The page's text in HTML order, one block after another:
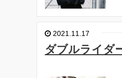
2021.11.17
ダブルライダ